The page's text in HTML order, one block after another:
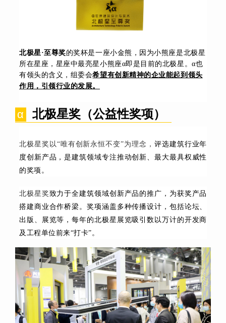
北极星·至尊奖的奖杯是一座小金熊，因为小熊座是北极星
所在星座，星座中最亮星小熊座α即是目前的北极星。α也
有领头的含义，组委会希望有创新精神的企业能起到领头
作用，引领行业的发展。
α 北极星奖（公益性奖项）
北极星奖以“唯有创新永恒不变”为理念， 评选建筑行业年
度创新产品，是建筑领域专注推动创新、最大最具权威性
的奖项。
北极星奖致力于全建筑领域创新产品的推广，为获奖产品
搭建商业合作桥梁。奖项涵盖多种传播设计，包括论坛、
出版、展览等，每年的北极星展览吸引数以万计的开发商
及工程单位前来“打卡”。